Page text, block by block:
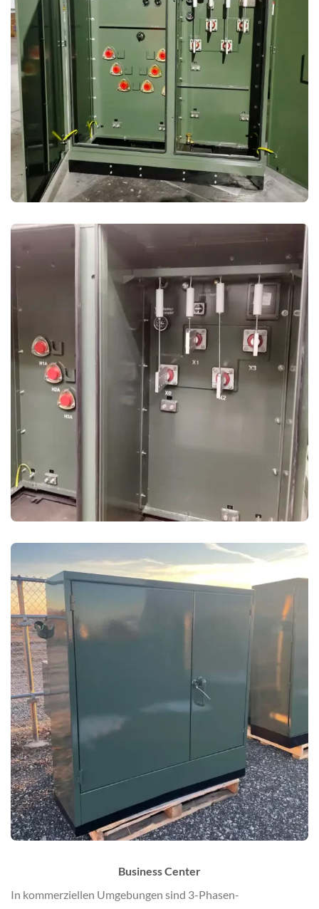
Business Center
In kommerziellen Umgebungen sind 3-Phasen-